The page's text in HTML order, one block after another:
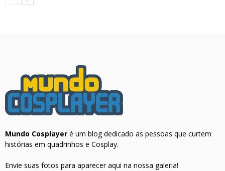
Mundo Cosplayer é um blog dedicado as pessoas que curtem
histórias em quadrinhos e Cosplay.
Envie suas fotos para aparecer aqui na nossa galeria!